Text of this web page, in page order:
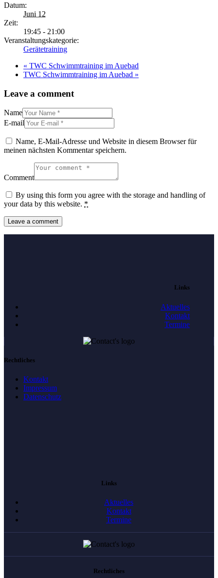
Datum:
Juni 12
Zeit:
19:45 - 21:00
Veranstaltungskategorie:
Gerätetraining
« TWC Schwimmtraining im Auebad
TWC Schwimmtraining im Auebad »
Leave a comment
Name
E-mail
Name, E-Mail-Adresse und Website in diesem Browser für
meinen nächsten Kommentar speichern.
Comment
By using this form you agree with the storage and handling of
your data by this website. *
Links
Aktuelles
Kontakt
Termine
Rechtliches
Kontakt
Impressum
Datenschutz
Links
Aktuelles
Kontakt
Termine
Rechtliches